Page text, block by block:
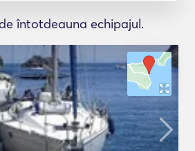
întotdeauna echipajul.